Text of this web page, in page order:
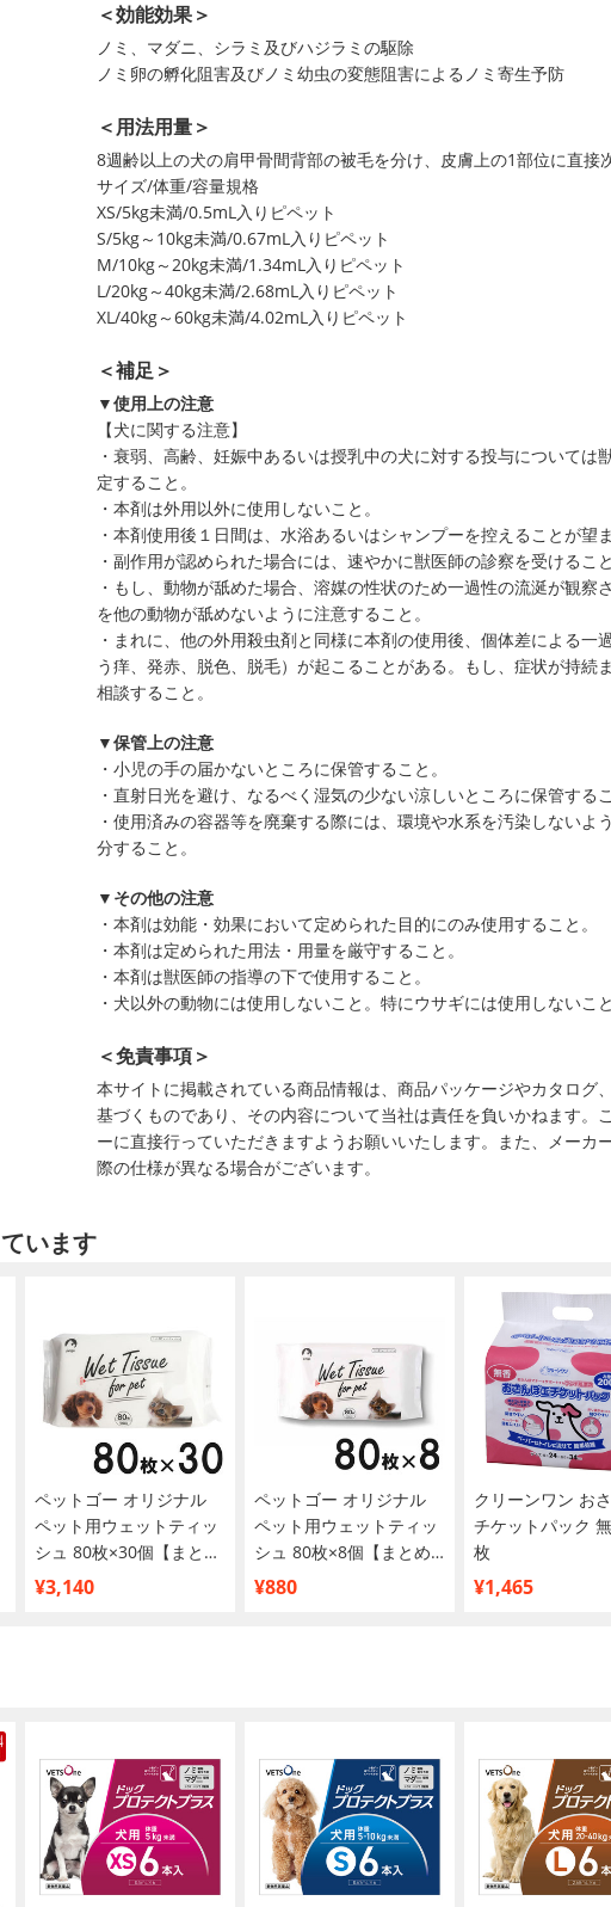
＜効能効果＞
ノミ、マダニ、シラミ及びハジラミの駆除
ノミ卵の孵化阻害及びノミ幼虫の変態阻害によるノミ寄生予防
＜用法用量＞
8週齢以上の犬の肩甲骨間背部の被毛を分け、皮膚上の1部位に直接
サイズ/体重/容量規格
XS/5kg未満/0.5mL入りピペット
S/5kg～10kg未満/0.67mL入りピペット
M/10kg～20kg未満/1.34mL入りピペット
L/20kg～40kg未満/2.68mL入りピペット
XL/40kg～60kg未満/4.02mL入りピペット
＜補足＞
▼使用上の注意
【犬に関する注意】
・衰弱、高齢、妊娠中あるいは授乳中の犬に対する投与について
定すること。
・本剤は外用以外に使用しないこと。
・本剤使用後１日間は、水浴あるいはシャンプーを控えることが望ま
・副作用が認められた場合には、速やかに獣医師の診察を受けること
・もし、動物が舐めた場合、溶媒の性状のため一過性の流涎が観察
を他の動物が舐めないように注意すること。
・まれに、他の外用殺虫剤と同様に本剤の使用後、個体差による一
う痒、発赤、脱色、脱毛）が起こることがある。もし、症状が持続
相談すること。
▼保管上の注意
・小児の手の届かないところに保管すること。
・直射日光を避け、なるべく湿気の少ない涼しいところに保管するこ
・使用済みの容器等を廃棄する際には、環境や水系を汚染しない
分すること。
▼その他の注意
・本剤は効能・効果において定められた目的にのみ使用すること。
・本剤は定められた用法・用量を厳守すること。
・本剤は獣医師の指導の下で使用すること。
・犬以外の動物には使用しないこと。特にウサギには使用しないこと
＜免責事項＞
本サイトに掲載されている商品情報は、商品パッケージやカタログ
基づくものであり、その内容について当社は責任を負いかねます。
ーに直接行っていただきますようお願いいたします。また、メーカ
際の仕様が異なる場合がございます。
います
ペットゴー オリジナル
ペット用ウェットティッ
シュ 80枚×30個【まとめ
買い】
¥3,140
ペットゴー オリジナル
ペット用ウェットティッ
シュ 80枚×8個【まとめ
買い】
¥880
クリーンワン お
チケットパック
枚
¥1,465